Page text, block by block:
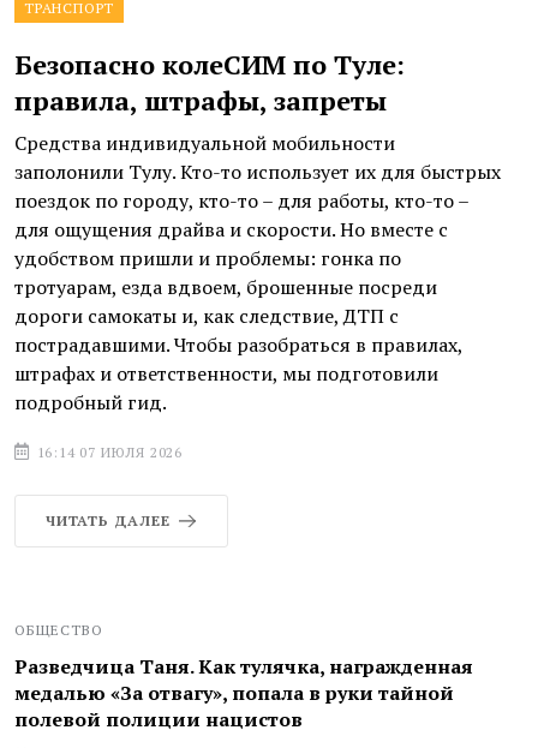
ТРАНСПОРТ
Безопасно колеСИМ по Туле:
правила, штрафы, запреты
Средства индивидуальной мобильности
заполонили Тулу. Кто-то использует их для быстрых
поездок по городу, кто-то – для работы, кто-то –
для ощущения драйва и скорости. Но вместе с
удобством пришли и проблемы: гонка по
тротуарам, езда вдвоем, брошенные посреди
дороги самокаты и, как следствие, ДТП с
пострадавшими. Чтобы разобраться в правилах,
штрафах и ответственности, мы подготовили
подробный гид.
16:14 07 ИЮЛЯ 2026
ЧИТАТЬ ДАЛЕЕ
ОБЩЕСТВО
Разведчица Таня. Как тулячка, награжденная
медалью «За отвагу», попала в руки тайной
полевой полиции нацистов